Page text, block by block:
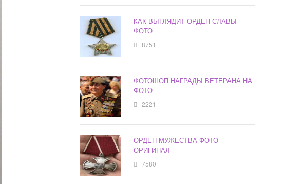
КАК ВЫГЛЯДИТ ОРДЕН СЛАВЫ
ФОТО
8751
ФОТОШОП НАГРАДЫ ВЕТЕРАНА НА
ФОТО
2221
ОРДЕН МУЖЕСТВА ФОТО
ОРИГИНАЛ
7580